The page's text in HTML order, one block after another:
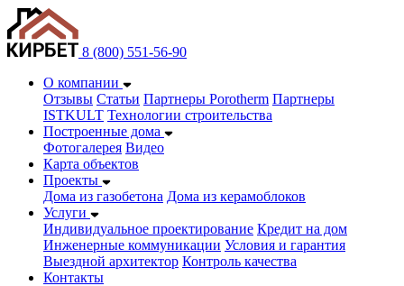
8 (800) 551-56-90
О компании
Отзывы Статьи Партнеры Porotherm Партнеры
ISTKULT Технологии строительства
Построенные дома
Фотогалерея Видео
Карта объектов
Проекты
Дома из газобетонa Дома из керамоблоков
Услуги
Индивидуальное проектирование Кредит на дом
Инженерные коммуникации Условия и гарантия
Выездной архитектор Контроль качества
Контакты